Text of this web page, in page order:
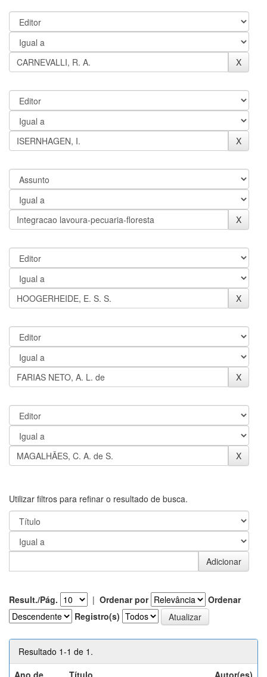
Utilizar filtros para refinar o resultado de busca.
Result./Pág. | Ordenar por
Ordenar
Registro(s)
Resultado 1-1 de 1.
Ano de
Título Autor(es)